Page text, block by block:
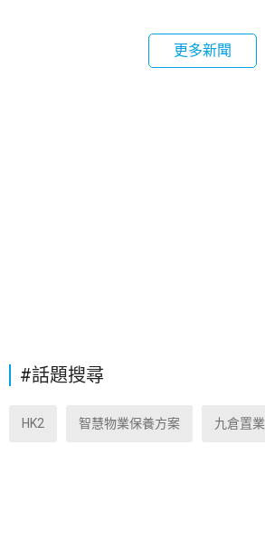
更多新聞
#話題搜尋
HK2 智慧物業保養方案 九倉置業